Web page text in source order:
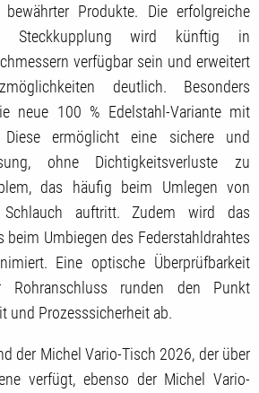
bewährter Produkte. Die erfolgreiche
wird künftig in
verfügbar sein und erweitert
deutlich. Besonders
neue 100 % Edelstahl-Variante mit
Diese ermöglicht eine sichere und
ohne Dichtigkeitsverluste zu
das häufig beim Umlegen von
Schlauch auftritt. Zudem wird das
beim Umbiegen des Federstahldrahtes
Eine optische Überprüfbarkeit
Rohranschluss runden den Punkt
und Prozesssicherheit ab.
der Michel Vario-Tisch 2026, der über
verfügt, ebenso der Michel Vario-